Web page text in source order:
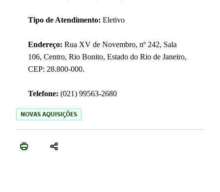
Tipo de Atendimento: Eletivo
Endereço: Rua XV de Novembro, nº 242, Sala
106, Centro, Rio Bonito, Estado do Rio de Janeiro,
CEP: 28.800-000.
Telefone: (021) 99563-2680
NOVAS AQUISIÇÕES